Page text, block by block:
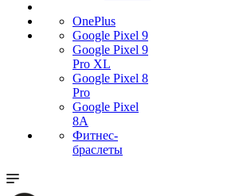
OnePlus
Google Pixel 9
Google Pixel 9
Pro XL
Google Pixel 8
Pro
Google Pixel
8A
Фитнес-
браслеты